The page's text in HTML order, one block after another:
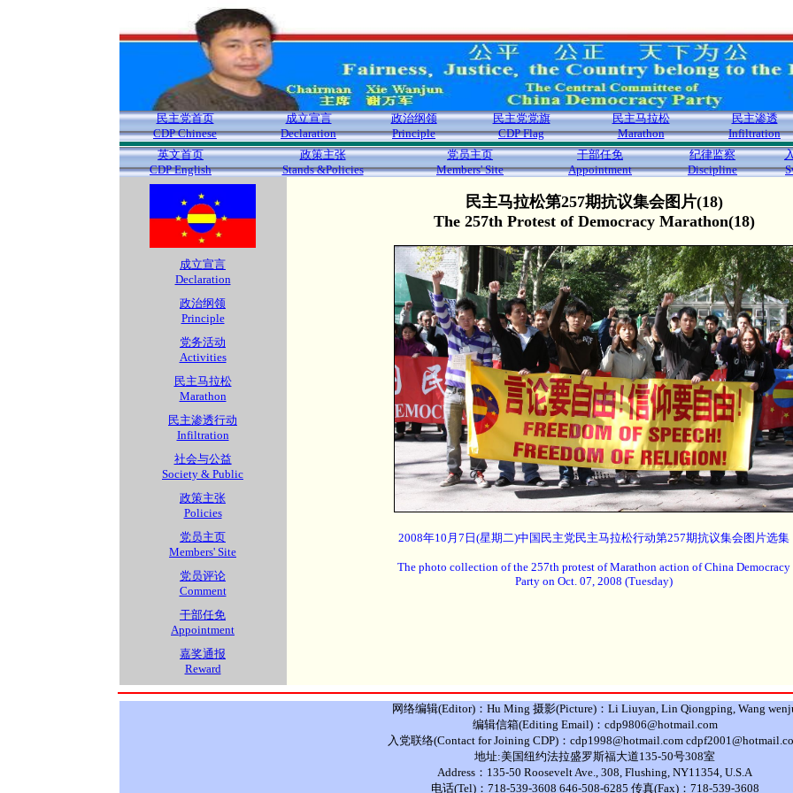
民主党首页
CDP Chinese
成立宣言
Declaration
政治纲领
Principle
民主党党旗
CDP Flag
民主马拉松
Marathon
民主渗透
Infiltration
英文首页
CDP English
政策主张
Stands &Policies
党员主页
Members' Site
干部任免
Appointment
纪律监察
Discipline
成立宣言
Declaration
政治纲领
Principle
党务活动
Activities
民主马拉松
Marathon
民主渗透行动
Infiltration
社会与公益
Society & Public
政策主张
Policies
党员主页
Members' Site
党员评论
Comment
干部任免
Appointment
嘉奖通报
Reward
民主马拉松第257期抗议集会图片(18)
The 257th Protest of Democracy Marathon(18)
2008年10月7日(星期二)中国民主党民主马拉松行动第257期抗议集会图片选集
The photo collection of the 257th protest of Marathon action of China Democracy
Party on Oct. 07, 2008 (Tuesday)
网络编辑(Editor)：Hu Ming 摄影(Picture)：Li Liuyan, Lin Qiongping, Wang
编辑信箱(Editing Email)：cdp9806@hotmail.com
入党联络(Contact for Joining CDP)：cdp1998@hotmail.com
地址:美国纽约法拉盛罗斯福大道135-50号308室
Address：135-50 Roosevelt Ave., 308, Flushing, NY11354, U.S.A
电话(Tel)：718-539-3608 646-508-6285 传真(Fax)：718-539-3608